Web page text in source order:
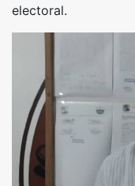
electoral.